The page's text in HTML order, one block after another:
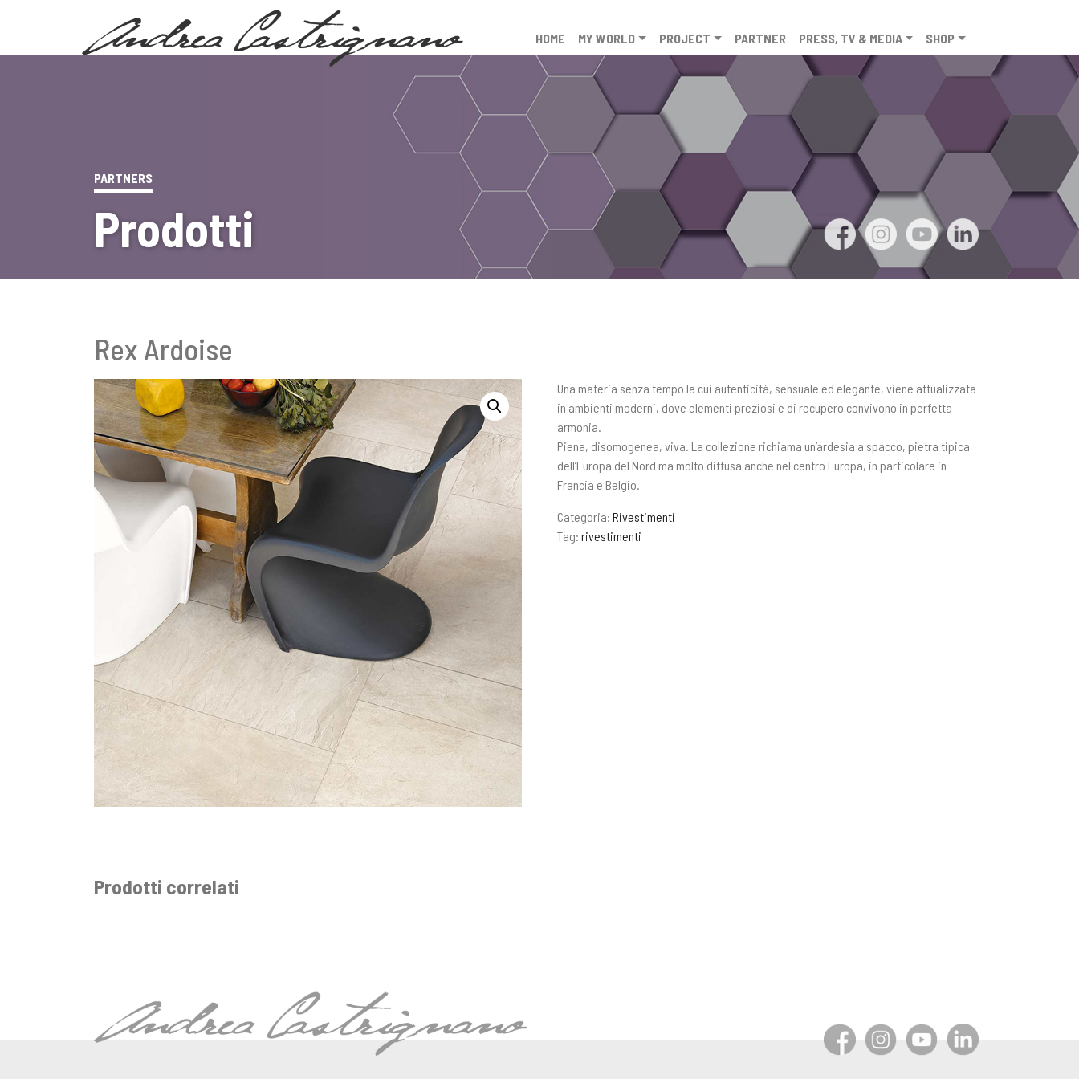
HOME MY WORLD PROJECT PARTNER PRESS, TV & MEDIA SHOP
PARTNERS
Prodotti
Rex Ardoise
Una materia senza tempo la cui autenticità, sensuale ed elegante, viene attualizzata
in ambienti moderni, dove elementi preziosi e di recupero convivono in perfetta
armonia.
Piena, disomogenea, viva. La collezione richiama un’ardesia a spacco, pietra tipica
dell’Europa del Nord ma molto diffusa anche nel centro Europa, in particolare in
Francia e Belgio.
Categoria:Rivestimenti
Tag:rivestimenti
Prodotti correlati